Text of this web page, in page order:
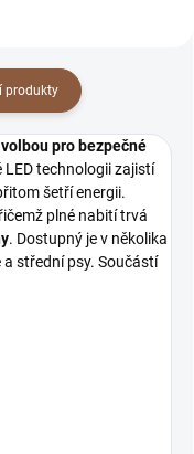
produkty
pro bezpečné
LED technologii zajistí
šetří energii.
plné nabití trvá
. Dostupný je v několika
střední psy. Součástí